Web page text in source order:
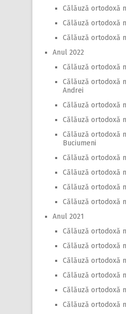
Călăuză ortodoxă
Călăuză ortodoxă
Călăuză ortodoxă
Anul 2022
Călăuză ortodoxă
Călăuză ortodoxă
Andrei
Călăuză ortodoxă
Călăuză ortodoxă
Călăuză ortodoxă
Buciumeni
Călăuză ortodoxă
Călăuză ortodoxă
Călăuză ortodoxă
Călăuză ortodoxă
Anul 2021
Călăuză ortodoxă
Călăuză ortodoxă
Călăuză ortodoxă
Călăuză ortodoxă
Călăuză ortodoxă
Călăuză ortodoxă